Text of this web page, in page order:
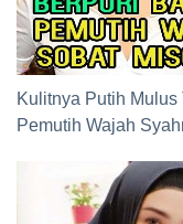
Kulitnya Putih
Pemutih Wajah